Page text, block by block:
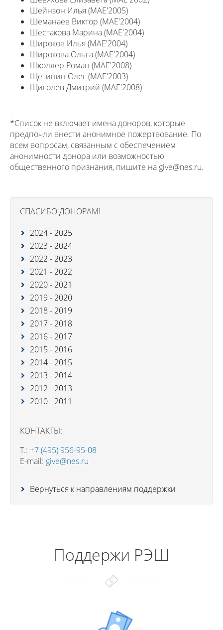
Шейнзон Илья (MAE'2005)
Шеманаев Виктор (MAE'2004)
Шестакова Марина (MAE'2004)
Широков Илья (MAE'2004)
Широкова Ольга (MAE'2004)
Школлер Роман (MAE'2008)
Щетинин Олег (MAE'2003)
Щиголев Дмитрий (MAE'2008)
*Список не включает имена доноров, которые
предпочли внести анонимное пожертвование. По
всем вопросам, связанным с обеспечением
анонимности донора или возможностью
общественного признания, пишите на give@nes.ru.
СПАСИБО ДОНОРАМ!
2024 - 2025
2023 - 2024
2022 - 2023
2021 - 2022
2020 - 2021
2019 - 2020
2018 - 2019
2017 - 2018
2016 - 2017
2015 - 2016
2014 - 2015
2013 - 2014
2012 - 2013
2010 - 2011
КОНТАКТЫ:
Т.: +7 (495) 956-95-08
E-mail: give@nes.ru
Вернуться к направлениям поддержки
Поддержи РЭШ